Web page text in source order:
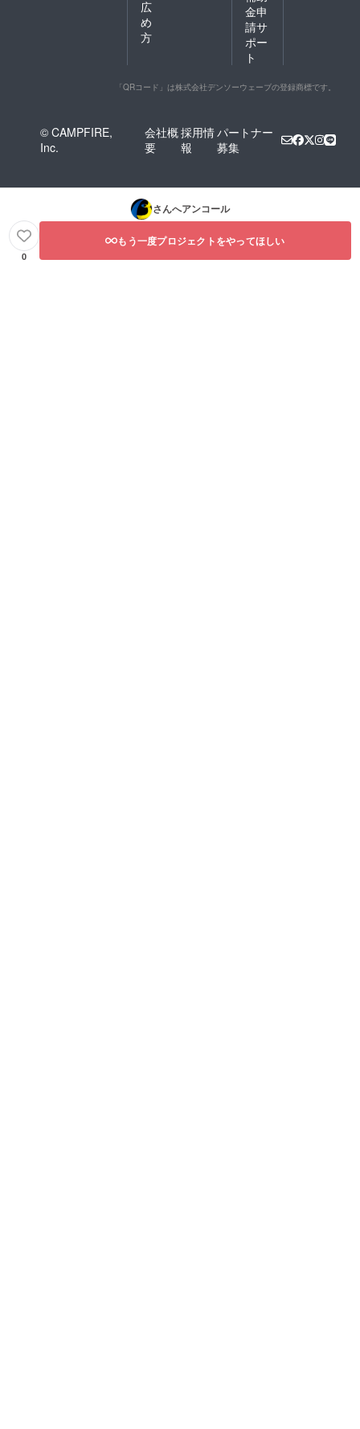
広
め
方
金申
請サ
ポー
ト
「QRコード」は株式会社デンソーウェーブの登録商標です。
© CAMPFIRE,
Inc.
会社概
要
採用情
報
パートナー
募集
さんへアンコール
0
もう一度プロジェクトをやってほしい